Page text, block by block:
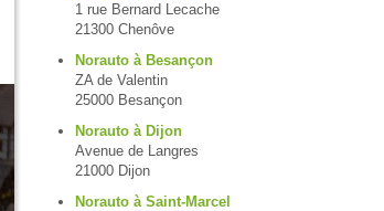
1 rue Bernard Lecache
21300 Chenôve
Norauto à Besançon
ZA de Valentin
25000 Besançon
Norauto à Dijon
Avenue de Langres
21000 Dijon
Norauto à Saint-Marcel